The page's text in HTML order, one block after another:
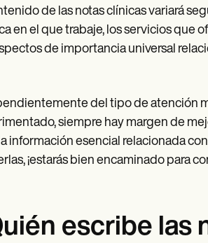
de las notas clínicas variará
en el que trabaje, los servicios que
de importancia universal
del tipo de atención
siempre hay margen de
información esencial relacionada
¡estarás bien encaminado para
escribe las